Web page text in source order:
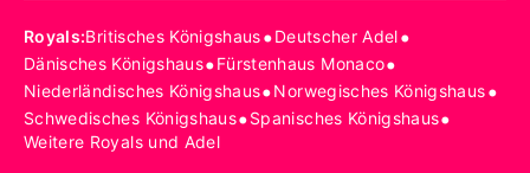
Royals:Britisches Königshaus•Deutscher Adel•
Dänisches Königshaus•Fürstenhaus Monaco•
Niederländisches Königshaus•Norwegisches Königshaus•
Schwedisches Königshaus•Spanisches Königshaus•
Weitere Royals und Adel